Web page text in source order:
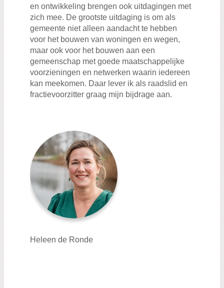
en ontwikkeling brengen ook uitdagingen met
zich mee. De grootste uitdaging is om als
gemeente niet alleen aandacht te hebben
voor het bouwen van woningen en wegen,
maar ook voor het bouwen aan een
gemeenschap met goede maatschappelijke
voorzieningen en netwerken waarin iedereen
kan meekomen. Daar lever ik als raadslid en
fractievoorzitter graag mijn bijdrage aan.
Heleen de Ronde